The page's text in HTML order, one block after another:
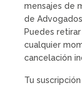
mensajes de
de
Puedes
cualquier
cancelación
Tu